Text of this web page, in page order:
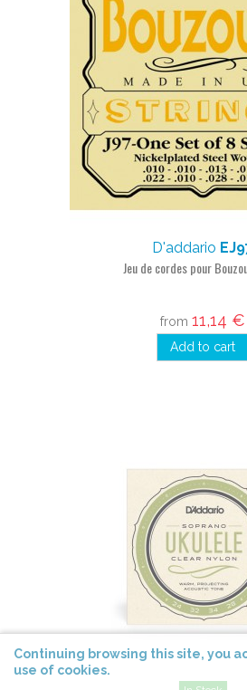
D'addario
Jeu de cordes pour
from 11,14 €
Add to cart
Continuing browsing this site, you
use of cookies.